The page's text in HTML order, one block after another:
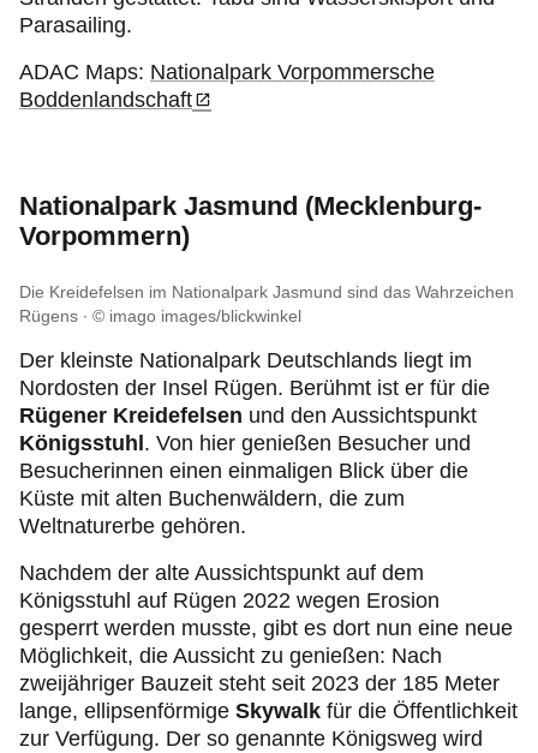
Parasailing.
ADAC Maps: Nationalpark Vorpommersche
Boddenlandschaft
Nationalpark Jasmund (Mecklenburg-
Vorpommern)
Die Kreidefelsen im Nationalpark Jasmund sind das Wahrzeichen
Rügens
© imago images/blickwinkel
Der kleinste Nationalpark Deutschlands liegt im
Nordosten der Insel Rügen. Berühmt ist er für die
Rügener Kreidefelsen und den Aussichtspunkt
Königsstuhl . Von hier genießen Besucher und
Besucherinnen einen einmaligen Blick über die
Küste mit alten Buchenwäldern, die zum
Weltnaturerbe gehören.
Nachdem der alte Aussichtspunkt auf dem
Königsstuhl auf Rügen 2022 wegen Erosion
gesperrt werden musste, gibt es dort nun eine neue
Möglichkeit, die Aussicht zu genießen: Nach
zweijähriger Bauzeit steht seit 2023 der 185 Meter
lange, ellipsenförmige Skywalk für die Öffentlichkeit
zur Verfügung. Der so genannte Königsweg wird